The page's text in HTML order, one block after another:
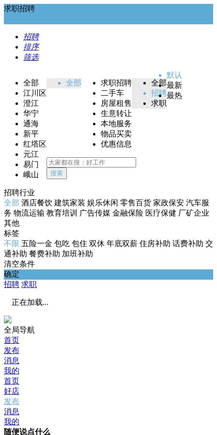
求职招聘
招聘
排序
筛选
全部
江川区
澄江
华宁
通海
新平
红塔区
元江
易门
峨山
全部
求职招聘
二手车
房屋租售
生意转让
本地服务
物品买卖
优惠信息
全部
招聘
求职
默认
最新
最热
招聘行业
全部 酒店餐饮 建筑家装 娱乐休闲 零售百货 家政保安 汽车服
务 物流运输 教育培训 广告传媒 金融保险 医疗保健 厂矿企业
其他
标签
不限 五险一金 包吃 包住 双休 年底双薪 住房补助 话费补助 交
通补助 餐费补助 加班补助
清空条件
确定
搜索
招聘 求职
正在加载...
全局导航
首页
发布
消息
我的
首页
好店
发布
消息
我的
随便说点什么